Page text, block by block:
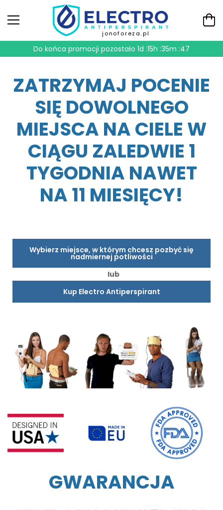
jonoforeza.pl
Do końca promocji pozostało 1d :15h :35m :46
ZATRZYMAJ POCENIE
SIĘ DOWOLNEGO
MIEJSCA NA CIELE W
CIĄGU ZALEDWIE 1
TYGODNIA NAWET
NA 11 MIESIĘCY!
Wybierz miejsce, w którym chcesz pozbyć się
nadmiernej potliwości
lub
Kup Electro Antiperspirant
GWARANCJA